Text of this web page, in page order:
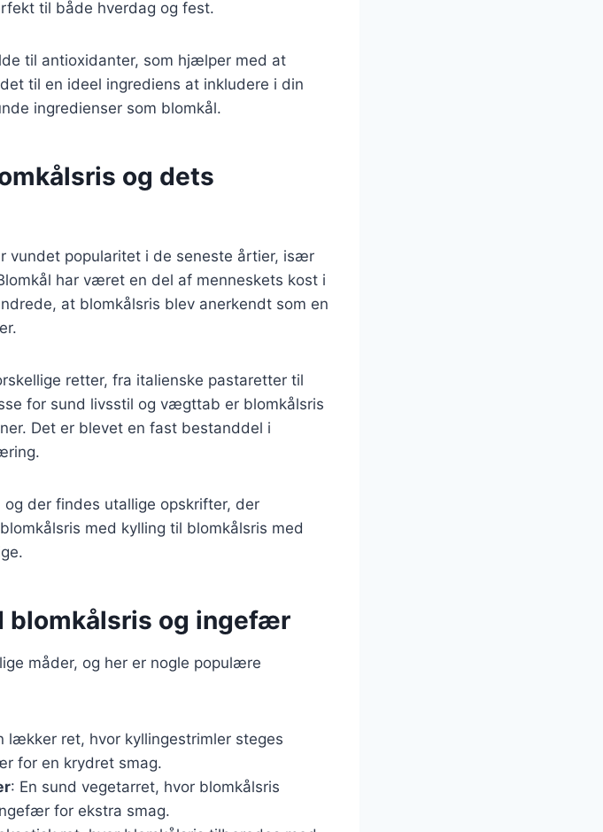
til både hverdag og fest.
til antioxidanter, som hjælper med at
til en ideel ingrediens at inkludere i din
ingredienser som blomkål.
og dets
vundet popularitet i de seneste årtier, især
har været en del af menneskets kost i
at blomkålsris blev anerkendt som en
retter, fra italienske pastaretter til
for sund livsstil og vægttab er blomkålsris
Det er blevet en fast bestanddel i
der findes utallige opskrifter, der
med kylling til blomkålsris med
blomkålsris og ingefær
måder, og her er nogle populære
lækker ret, hvor kyllingestrimler steges
for en krydret smag.
: En sund vegetarret, hvor blomkålsris
for ekstra smag.